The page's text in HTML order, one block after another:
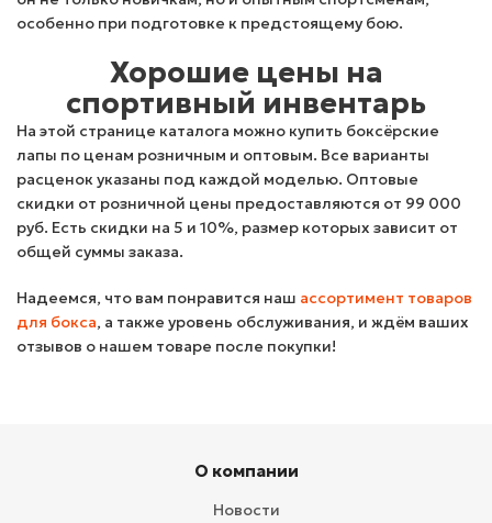
особенно при подготовке к предстоящему бою.
Хорошие цены на
спортивный инвентарь
На этой странице каталога можно купить боксёрские
лапы по ценам розничным и оптовым. Все варианты
расценок указаны под каждой моделью. Оптовые
скидки от розничной цены предоставляются от 99 000
руб. Есть скидки на 5 и 10%, размер которых зависит от
общей суммы заказа.
Надеемся, что вам понравится наш ассортимент товаров
для бокса, а также уровень обслуживания, и ждём ваших
отзывов о нашем товаре после покупки!
О компании
Новости